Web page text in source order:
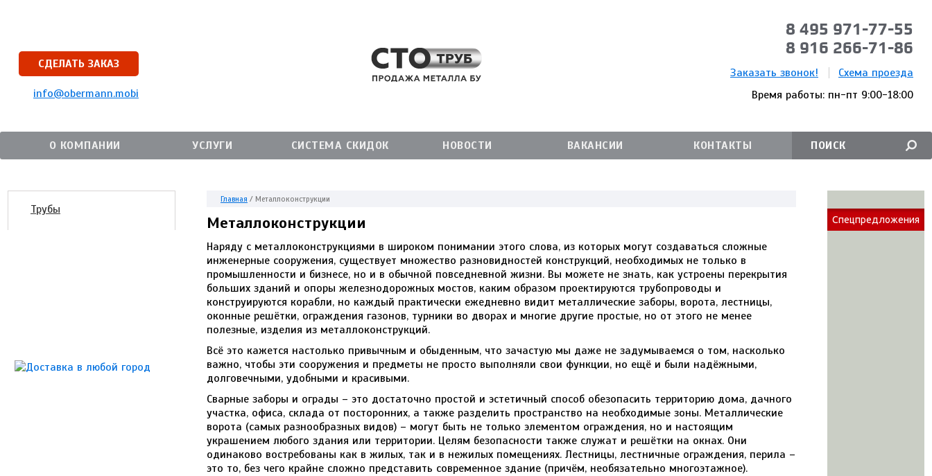
СДЕЛАТЬ ЗАКАЗ
info@obermann.mobi
8 495 971-77-55
8 916 266-71-86
Заказать звонок!
Схема проезда
Время работы: пн-пт 9:00-18:00
О КОМПАНИИ УСЛУГИ СИСТЕМА СКИДОК НОВОСТИ ВАКАНСИИ КОНТАКТЫ
Трубы
Главная / Металлоконструкции
Металлоконструкции
Наряду с металлоконструкциями в широком понимании этого слова, из которых могут создаваться сложные
инженерные сооружения, существует множество разновидностей конструкций, необходимых не только в
промышленности и бизнесе, но и в обычной повседневной жизни. Вы можете не знать, как устроены перекрытия
больших зданий и опоры железнодорожных мостов, каким образом проектируются трубопроводы и
конструируются корабли, но каждый практически ежедневно видит металлические заборы, ворота, лестницы,
оконные решётки, ограждения газонов, турники во дворах и многие другие простые, но от этого не менее
полезные, изделия из металлоконструкций.
Всё это кажется настолько привычным и обыденным, что зачастую мы даже не задумываемся о том, насколько
важно, чтобы эти сооружения и предметы не просто выполняли свои функции, но ещё и были надёжными,
долговечными, удобными и красивыми.
Сварные заборы и ограды – это достаточно простой и эстетичный способ обезопасить территорию дома, дачного
участка, офиса, склада от посторонних, а также разделить пространство на необходимые зоны. Металлические
ворота (самых разнообразных видов) – могут быть не только элементом ограждения, но и настоящим
украшением любого здания или территории. Целям безопасности также служат и решётки на окнах. Они
одинаково востребованы как в жилых, так и в нежилых помещениях. Лестницы, лестничные ограждения, перила –
это то, без чего крайне сложно представить современное здание (причём, необязательно многоэтажное).
Спецпредложения